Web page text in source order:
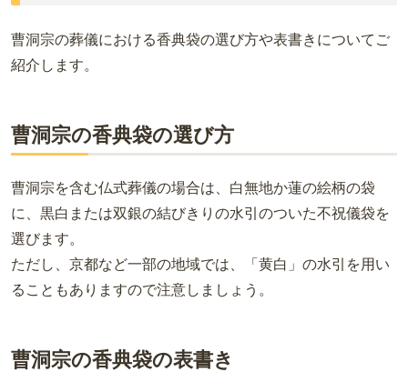
曹洞宗の葬儀における香典袋の選び方や表書きについてご
紹介します。
曹洞宗の香典袋の選び方
曹洞宗を含む仏式葬儀の場合は、白無地か蓮の絵柄の袋
に、黒白または双銀の結びきりの水引のついた不祝儀袋を
選びます。
ただし、京都など一部の地域では、「黄白」の水引を用い
ることもありますので注意しましょう。
曹洞宗の香典袋の表書き